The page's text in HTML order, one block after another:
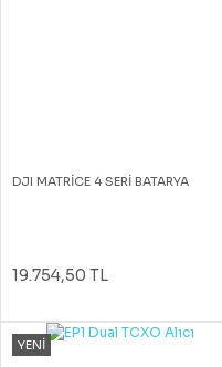
DJI MATRİCE 4 SERİ BATARYA
19.754,50 TL
YENİ